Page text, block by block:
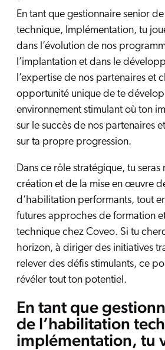
En tant que gestionnaire senior
technique, Implémentation, tu
dans l’évolution de nos
l’implantation et dans le
l’expertise de nos partenaires et
opportunité unique de te
environnement stimulant où ton
sur le succès de nos partenaires
sur ta propre progression.
Dans ce rôle stratégique, tu
création et de la mise en œuvre
d’habilitation performants, tout
futures approches de formation
technique chez Coveo. Si tu
horizon, à diriger des initiatives
relever des défis stimulants, ce
révéler tout ton potentiel.
En tant que
de l’habilitation
implémentation, tu